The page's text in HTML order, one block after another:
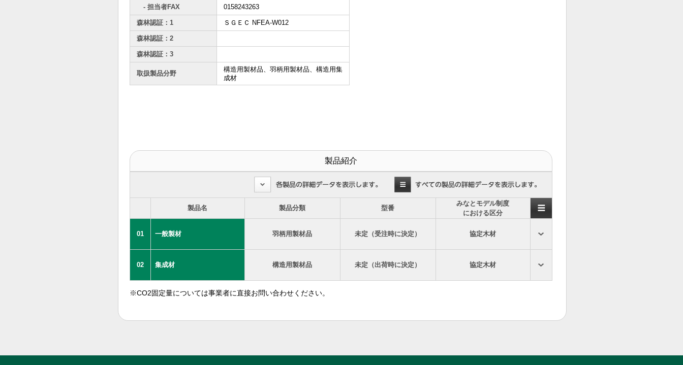
- 担当者FAX 0158243263
森林認証：1 ＳＧＥＣ NFEA-W012
森林認証：2
森林認証：3
取扱製品分野
構造用製材品、羽柄用製材品、構造用集
成材
製品紹介
製品名 製品分類 型番
みなとモデル制度
における区分
01 一般製材 羽柄用製材品 未定（受注時に決定） 協定木材
02 集成材 構造用製材品 未定（出荷時に決定） 協定木材
※CO2固定量については事業者に直接お問い合わせください。